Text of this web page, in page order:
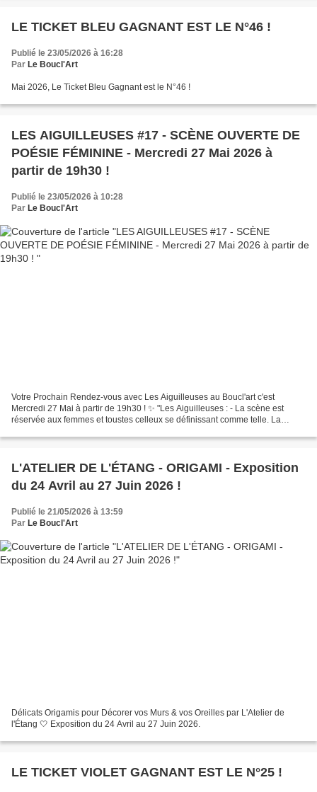
LE TICKET BLEU GAGNANT EST LE N°46 !
Publié le 23/05/2026 à 16:28
Par Le Boucl'Art
Mai 2026, Le Ticket Bleu Gagnant est le N°46 !
LES AIGUILLEUSES #17 - SCÈNE OUVERTE DE
POÉSIE FÉMININE - Mercredi 27 Mai 2026 à
partir de 19h30 !
Publié le 23/05/2026 à 10:28
Par Le Boucl'Art
Votre Prochain Rendez-vous avec Les Aiguilleuses au Boucl'art c'est
Mercredi 27 Mai à partir de 19h30 ! ✨️ "Les Aiguilleuses : - La scène est
réservée aux femmes et toustes celleux se définissant comme telle. La
L'ATELIER DE L'ÉTANG - ORIGAMI - Exposition
du 24 Avril au 27 Juin 2026 !
Publié le 21/05/2026 à 13:59
Par Le Boucl'Art
Délicats Origamis pour Décorer vos Murs & vos Oreilles par L'Atelier de
l'Étang 🤍 Exposition du 24 Avril au 27 Juin 2026.
LE TICKET VIOLET GAGNANT EST LE N°25 !